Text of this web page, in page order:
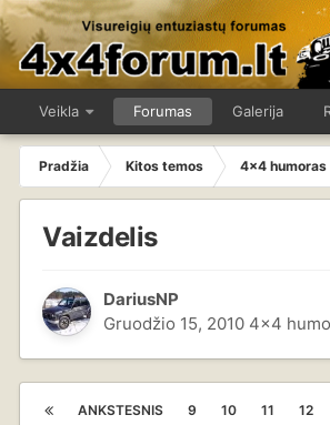
Veikla Forumas Galerija
Pradžia Kitos temos 4x4 humoras
Vaizdelis
DariusNP
Gruodžio 15, 2010 4x4
ANKSTESNIS 9 10 11 12